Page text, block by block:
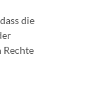
die
Rechte